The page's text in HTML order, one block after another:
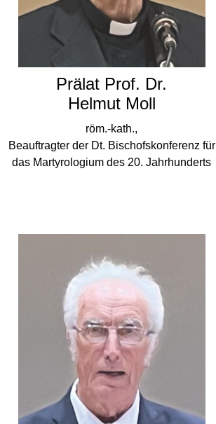
Prälat Prof. Dr.
Helmut Moll
röm.-kath.,
Beauftragter der Dt. Bischofskonferenz für
das Martyrologium des 20. Jahrhunderts